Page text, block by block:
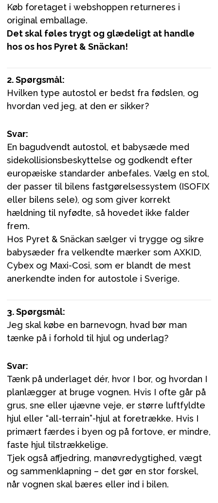
Køb foretaget i webshoppen returneres i
original emballage.
Det skal føles trygt og glædeligt at handle
hos os hos Pyret & Snäckan!
2. Spørgsmål:
Hvilken type autostol er bedst fra fødslen, og
hvordan ved jeg, at den er sikker?
Svar:
En bagudvendt autostol, et babysæde med
sidekollisionsbeskyttelse og godkendt efter
europæiske standarder anbefales. Vælg en stol,
der passer til bilens fastgørelsessystem (ISOFIX
eller bilens sele), og som giver korrekt
hældning til nyfødte, så hovedet ikke falder
frem.
Hos Pyret & Snäckan sælger vi trygge og sikre
babysæder fra velkendte mærker som AXKID,
Cybex og Maxi-Cosi, som er blandt de mest
anerkendte inden for autostole i Sverige.
3. Spørgsmål:
Jeg skal købe en barnevogn, hvad bør man
tænke på i forhold til hjul og underlag?
Svar:
Tænk på underlaget dér, hvor I bor, og hvordan I
planlægger at bruge vognen. Hvis I ofte går på
grus, sne eller ujævne veje, er større luftfyldte
hjul eller “all-terrain”-hjul at foretrække. Hvis I
primært færdes i byen og på fortove, er mindre,
faste hjul tilstrækkelige.
Tjek også affjedring, manøvredygtighed, vægt
og sammenklapning – det gør en stor forskel,
når vognen skal bæres eller ind i bilen.